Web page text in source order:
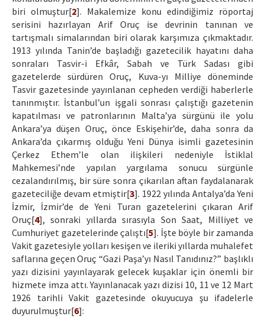
biri olmuştur[2]. Makalemize konu edindiğimiz röportaj
serisini hazırlayan Arif Oruç ise devrinin tanınan ve
tartışmalı simalarından biri olarak karşımıza çıkmaktadır.
1913 yılında Tanin’de başladığı gazetecilik hayatını daha
sonraları Tasvir-i Efkâr, Sabah ve Türk Sadası gibi
gazetelerde sürdüren Oruç, Kuva-yı Milliye döneminde
Tasvir gazetesinde yayınlanan cepheden verdiği haberlerle
tanınmıştır. İstanbul’un işgali sonrası çalıştığı gazetenin
kapatılması ve patronlarının Malta’ya sürgünü ile yolu
Ankara’ya düşen Oruç, önce Eskişehir’de, daha sonra da
Ankara’da çıkarmış olduğu Yeni Dünya isimli gazetesinin
Çerkez Ethem’le olan ilişkileri nedeniyle İstiklal
Mahkemesi’nde yapılan yargılama sonucu sürgünle
cezalandırılmış, bir süre sonra çıkarılan aftan faydalanarak
gazeteciliğe devam etmiştir[3]. 1922 yılında Antalya’da Yeni
İzmir, İzmir’de de Yeni Turan gazetelerini çıkaran Arif
Oruç[4], sonraki yıllarda sırasıyla Son Saat, Milliyet ve
Cumhuriyet gazetelerinde çalıştı[5]. İşte böyle bir zamanda
Vakit gazetesiyle yolları kesişen ve ileriki yıllarda muhalefet
saflarına geçen Oruç “Gazi Paşa’yı Nasıl Tanıdınız?” başlıklı
yazı dizisini yayınlayarak gelecek kuşaklar için önemli bir
hizmete imza attı. Yayınlanacak yazı dizisi 10, 11 ve 12 Mart
1926 tarihli Vakit gazetesinde okuyucuya şu ifadelerle
duyurulmuştur[6]: